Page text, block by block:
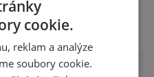
€/m² BULGARIAN
ENGLISH
cookie.
reklam a analýze
soubory cookie.